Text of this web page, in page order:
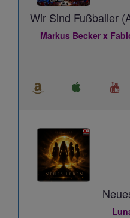
Wir Sind Fußballer
Markus Becker x